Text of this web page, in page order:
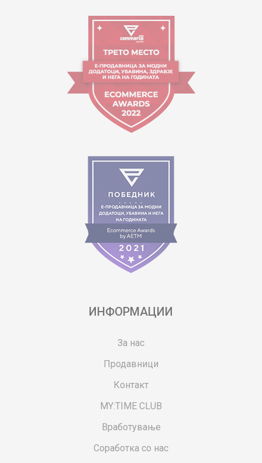
ИНФОРМАЦИИ
За нас
Продавници
Контакт
MY:TIME CLUB
Вработување
Соработка со нас